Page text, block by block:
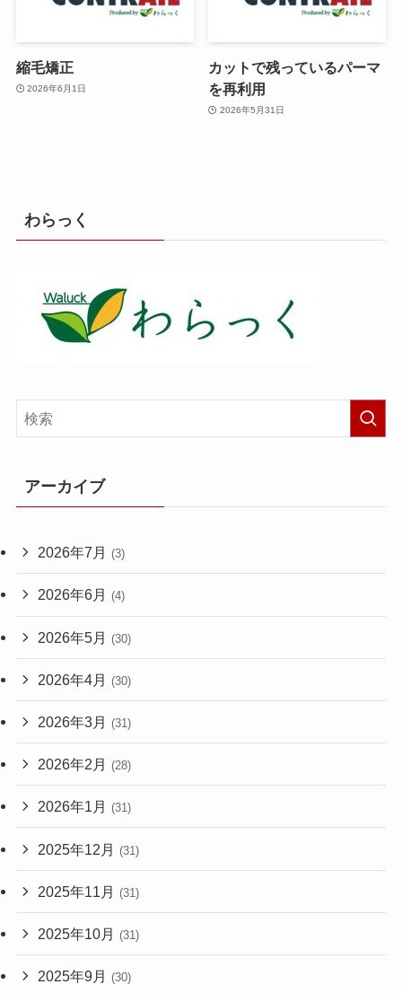
縮毛矯正
2026年6月1日
カットで残っているパーマ
を再利用
2026年5月31日
わらっく
アーカイブ
2026年7月 (3)
2026年6月 (4)
2026年5月 (30)
2026年4月 (30)
2026年3月 (31)
2026年2月 (28)
2026年1月 (31)
2025年12月 (31)
2025年11月 (31)
2025年10月 (31)
2025年9月 (30)